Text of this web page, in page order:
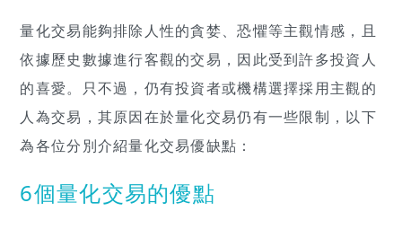
量化交易能夠排除人性的貪婪、恐懼等主觀情感，且
依據歷史數據進行客觀的交易，因此受到許多投資人
的喜愛。只不過，仍有投資者或機構選擇採用主觀的
人為交易，其原因在於量化交易仍有一些限制，以下
為各位分別介紹量化交易優缺點：
6個量化交易的優點